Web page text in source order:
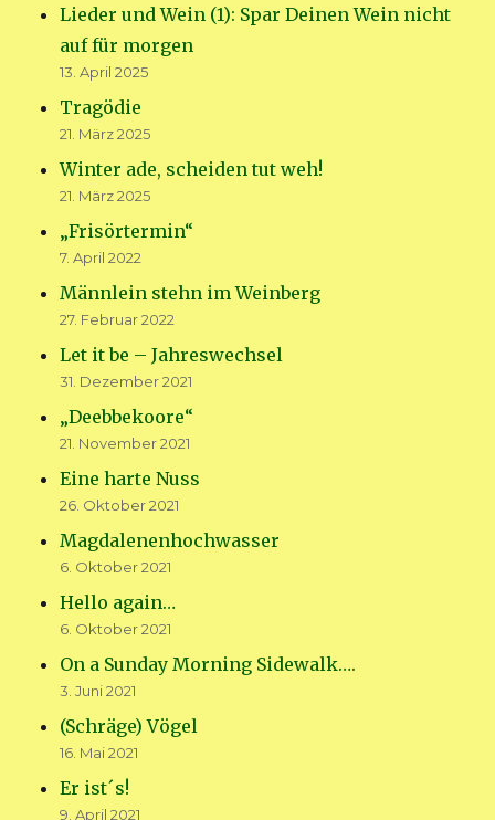
Lieder und Wein (1): Spar Deinen Wein nicht
auf für morgen
13. April 2025
Tragödie
21. März 2025
Winter ade, scheiden tut weh!
21. März 2025
„Frisörtermin“
7. April 2022
Männlein stehn im Weinberg
27. Februar 2022
Let it be – Jahreswechsel
31. Dezember 2021
„Deebbekoore“
21. November 2021
Eine harte Nuss
26. Oktober 2021
Magdalenenhochwasser
6. Oktober 2021
Hello again…
6. Oktober 2021
On a Sunday Morning Sidewalk….
3. Juni 2021
(Schräge) Vögel
16. Mai 2021
Er ist´s!
9. April 2021